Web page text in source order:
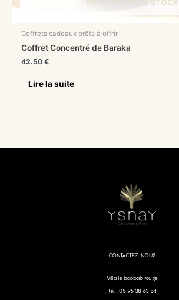
EN RUPTURE DE STOCK
Coffrets cadeaux prêts à offrir
Coffret Concentré de Baraka
42.50€
Lire la suite
CONTACTEZ-NOUS
Villa le baobab rouge
Tél. : 05 96 38 63 54